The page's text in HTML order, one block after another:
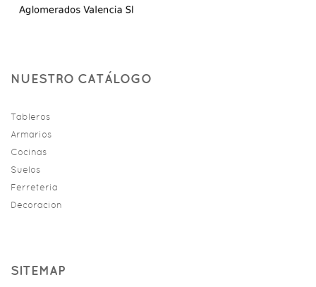
NUESTRO CATÁLOGO
Tableros
Armarios
Cocinas
Suelos
Ferreteria
Decoracion
SITEMAP